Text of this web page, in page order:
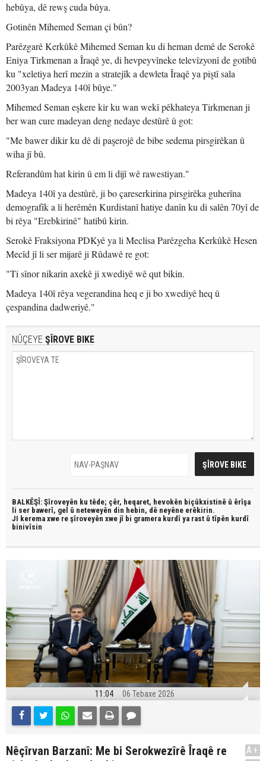
hebûya, dê rewş cuda bûya.
Gotinên Mihemed Seman çi bûn?
Parêzgarê Kerkûkê Mihemed Seman ku di heman demê de Serokê
Eniya Tirkmenan a Îraqê ye, di hevpeyvîneke televîzyonî de gotibû
ku "xeletiya herî mezin a stratejîk a dewleta Îraqê ya piştî sala
2003yan Madeya 140î bûye."
Mihemed Seman eşkere kir ku wan wekî pêkhateya Tirkmenan ji
ber wan cure madeyan deng nedaye destûrê û got:
"Me bawer dikir ku dê di paşerojê de bibe sedema pirsgirêkan û
wiha jî bû.
Referandûm hat kirin û em li dijî wê rawestiyan."
Madeya 140î ya destûrê, ji bo çareserkirina pirsgirêka guherîna
demografîk a li herêmên Kurdistanî hatiye danîn ku di salên 70yî de
bi rêya "Erebkirinê" hatibû kirin.
Serokê Fraksiyona PDKyê ya li Meclisa Parêzgeha Kerkûkê Hesen
Mecîd jî li ser mijarê ji Rûdawê re got:
"Ti sînor nikarin axekê ji xwediyê wê qut bikin.
Madeya 140î rêya vegerandina heq e ji bo xwediyê heq û
çespandina dadweriyê."
NÛÇEYE ŞÎROVE BIKE
BALKÊŞÎ: Şîroveyên ku têde; çêr, heqaret, hevokên biçûkxistinê û êrîşa
li ser bawerî, gel û neteweyên din hebin, dê neyêne erêkirin.
JI kerema xwe re şîroveyên xwe jî bi gramera kurdî ya rast û tîpên kurdî
binivîsin
11:04 06 Tebaxe 2026
Nêçîrvan Barzanî: Me bi Serokwezîrê Îraqê re
A+